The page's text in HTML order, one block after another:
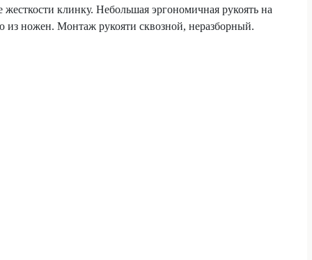
клинку. Небольшая эргономичная рукоять на
из ножен. Монтаж рукояти сквозной, неразборный.